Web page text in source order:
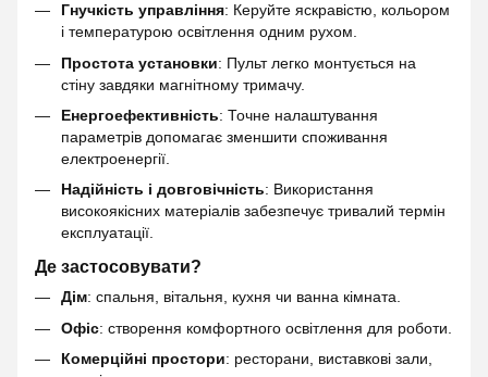
Гнучкість управління: Керуйте яскравістю, кольором
і температурою освітлення одним рухом.
Простота установки: Пульт легко монтується на
стіну завдяки магнітному тримачу.
Енергоефективність: Точне налаштування
параметрів допомагає зменшити споживання
електроенергії.
Надійність і довговічність: Використання
високоякісних матеріалів забезпечує тривалий термін
експлуатації.
Де застосовувати?
Дім: спальня, вітальня, кухня чи ванна кімната.
Офіс: створення комфортного освітлення для роботи.
Комерційні простори: ресторани, виставкові зали,